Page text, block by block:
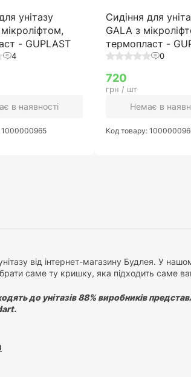
від інтернет-магазину Будлея. У
саме ту кришку, яка підходить саме
до унітазів 88% виробників
ми зробили відео-інструкцію з підбору
унітазу
- GUPLAST
4
в наявності
1000000965
Сидіння для
GALA з
термопласт -
0
720
грн / шт
Немає в
Код товару: